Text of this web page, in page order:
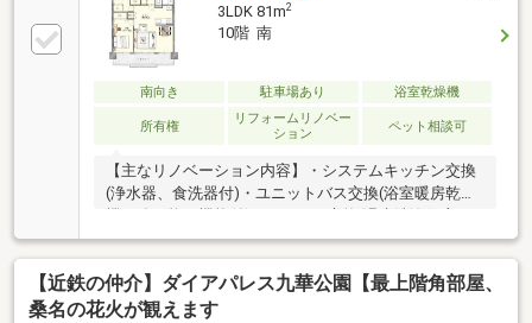
3LDK 81m2
10階 南
南向き 駐車場あり 浴室乾燥機
所有権
リフォームリノベー
ション
ペット相談可
【主なリノベーション内容】・システムキッチン交換
(浄水器、食洗器付)・ユニットバス交換(浴室暖房乾燥
付)・洗面化粧台交換(シャワーノズル付) ・建具交
換・クロス、フローリング貼替 ・クッションフロア
貼替・シューズボックス交換 ・ハウスクリーニン
グ 他不動産ご紹介からリノベーションまで一貫サポ
【近鉄の仲介】ダイアパレス九華公園【最上階角部屋、
桑名の花火が観えます